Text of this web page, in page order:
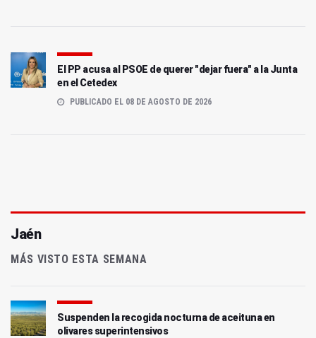
El PP acusa al PSOE de querer "dejar fuera" a la Junta
en el Cetedex
PUBLICADO EL 08 DE AGOSTO DE 2026
Jaén
MÁS VISTO ESTA SEMANA
Suspenden la recogida nocturna de aceituna en
olivares superintensivos